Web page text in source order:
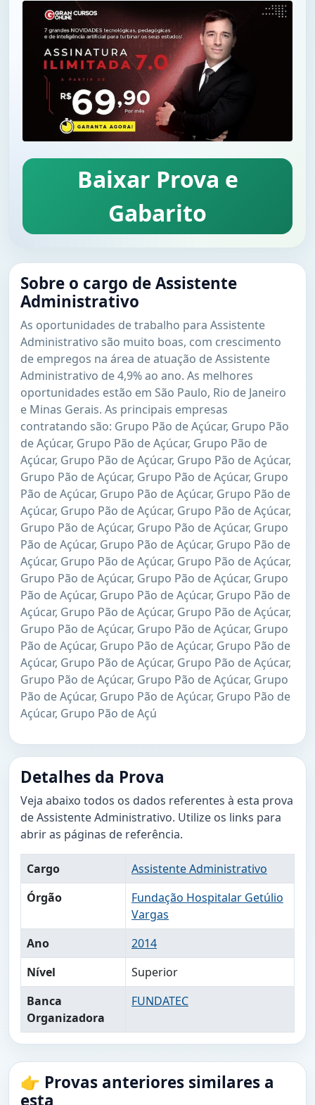
Baixar Prova e
Gabarito
Sobre o cargo de Assistente
Administrativo
As oportunidades de trabalho para Assistente
Administrativo são muito boas, com crescimento
de empregos na área de atuação de Assistente
Administrativo de 4,9% ao ano. As melhores
oportunidades estão em São Paulo, Rio de Janeiro
e Minas Gerais. As principais empresas
contratando são: Grupo Pão de Açúcar, Grupo Pão
de Açúcar, Grupo Pão de Açúcar, Grupo Pão de
Açúcar, Grupo Pão de Açúcar, Grupo Pão de Açúcar,
Grupo Pão de Açúcar, Grupo Pão de Açúcar, Grupo
Pão de Açúcar, Grupo Pão de Açúcar, Grupo Pão de
Açúcar, Grupo Pão de Açúcar, Grupo Pão de Açúcar,
Grupo Pão de Açúcar, Grupo Pão de Açúcar, Grupo
Pão de Açúcar, Grupo Pão de Açúcar, Grupo Pão de
Açúcar, Grupo Pão de Açúcar, Grupo Pão de Açúcar,
Grupo Pão de Açúcar, Grupo Pão de Açúcar, Grupo
Pão de Açúcar, Grupo Pão de Açúcar, Grupo Pão de
Açúcar, Grupo Pão de Açúcar, Grupo Pão de Açúcar,
Grupo Pão de Açúcar, Grupo Pão de Açúcar, Grupo
Pão de Açúcar, Grupo Pão de Açúcar, Grupo Pão de
Açúcar, Grupo Pão de Açúcar, Grupo Pão de Açúcar,
Grupo Pão de Açúcar, Grupo Pão de Açúcar, Grupo
Pão de Açúcar, Grupo Pão de Açúcar, Grupo Pão de
Açúcar, Grupo Pão de Açú
Detalhes da Prova
Veja abaixo todos os dados referentes à esta prova
de Assistente Administrativo. Utilize os links para
abrir as páginas de referência.
Cargo
Assistente Administrativo
Órgão
Fundação Hospitalar Getúlio
Vargas
Ano
2014
Nível
Superior
Banca
Organizadora
FUNDATEC
👉 Provas anteriores similares a